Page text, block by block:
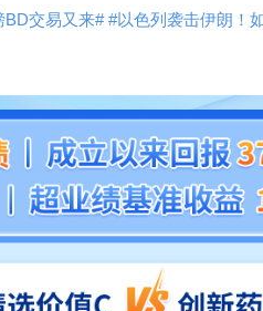
BD交易又来# #以色列袭击伊朗！